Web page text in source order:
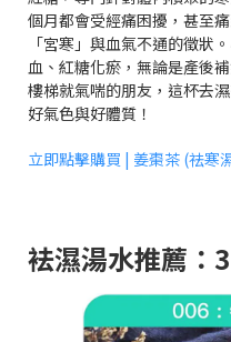
個月都會受經痛困擾，甚至
「宮寒」與血氣不通的徵狀
血、紅糖化瘀，無論是產後
樓梯就氣喘的朋友，這杯去
好氣色與好體質！
立即點擊購買 | 姜棗茶 (祛寒
袪濕湯水推薦：